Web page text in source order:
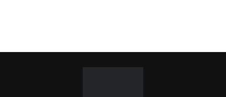
Participă: